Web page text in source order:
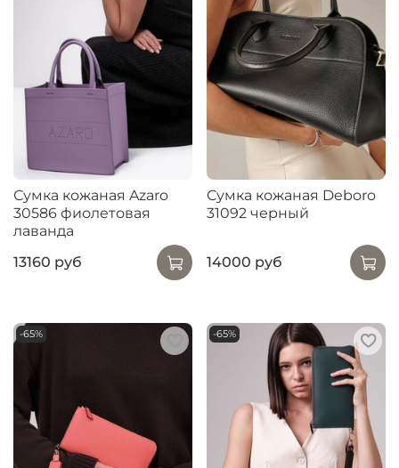
Сумка кожаная Azaro
30586 фиолетовая
лаванда
13160 руб
Сумка кожаная Deboro
31092 черный
14000 руб
-65% -65%